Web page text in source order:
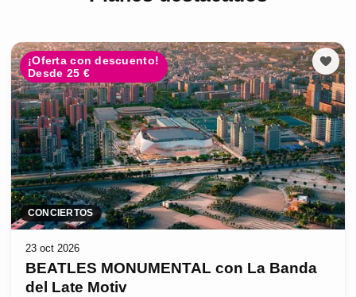
¡Oferta con descuento!
Desde 25 €
CONCIERTOS
23 oct 2026
BEATLES MONUMENTAL con La Banda
del Late Motiv